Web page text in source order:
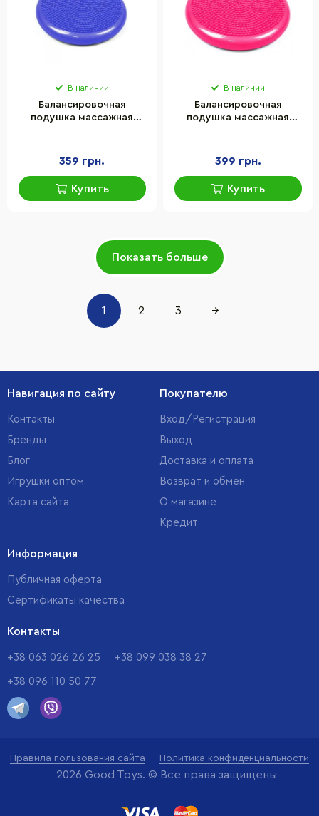
В наличии
Балансировочная
подушка массажная
359 грн.
Купить
В наличии
Балансировочная
подушка массажная
399 грн.
Купить
Показать больше
1 2 3 →
Навигация по сайту
Контакты
Бренды
Блог
Игрушки оптом
Карта сайта
Покупателю
Вход/Регистрация
Выход
Доставка и оплата
Возврат и обмен
О магазине
Кредит
Информация
Публичная оферта
Сертификаты качества
Контакты
+38 063 026 26 25 +38 099 038 38 27
+38 096 110 50 77
Правила пользования сайта Политика конфиденциальности
2026 Good Toys. © Все права защищены